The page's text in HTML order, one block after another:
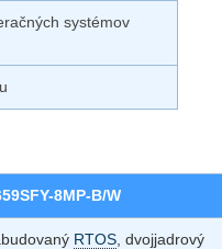
systémov
8MP-B/W
RTOS , dvojjadrový